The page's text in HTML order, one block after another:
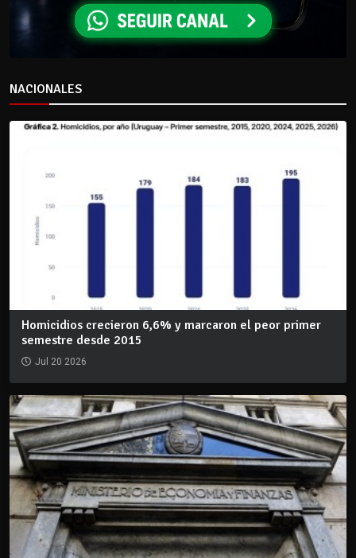
NACIONALES
Homicidios crecieron 6,6% y marcaron el peor primer
semestre desde 2015
Jul 20 2026